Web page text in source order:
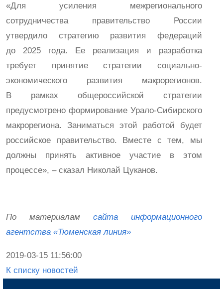
«Для усиления межрегионального
сотрудничества правительство России
утвердило стратегию развития федераций
до 2025 года. Ее реализация и разработка
требует принятие стратегии социально-
экономического развития макрорегионов.
В рамках общероссийской стратегии
предусмотрено формирование Урало-Сибирского
макрорегиона. Заниматься этой работой будет
российское правительство. Вместе с тем, мы
должны принять активное участие в этом
процессе», – сказал Николай Цуканов.
По материалам сайта информационного
агентства «Тюменская линия»
2019-03-15 11:56:00
К списку новостей